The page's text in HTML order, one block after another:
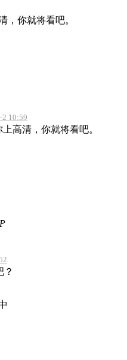
，你就将看吧。
10:59
高清，你就将看吧。
？